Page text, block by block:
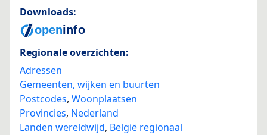
Downloads:
Regionale overzichten:
Adressen
Gemeenten, wijken en buurten
Postcodes, Woonplaatsen
Provincies, Nederland
Landen wereldwijd, België regionaal